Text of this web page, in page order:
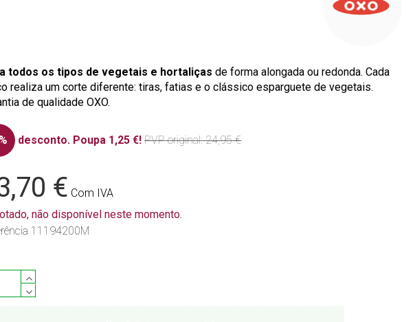
todos os tipos de vegetais e hortaliças de forma alongada ou redonda. Cada
realiza um corte diferente: tiras, fatias e o clássico esparguete de vegetais.
de qualidade OXO.
desconto. Poupa 1,25 €! PVPoriginal: 24,95 €
€ Com IVA
não disponível neste momento.
11194200M